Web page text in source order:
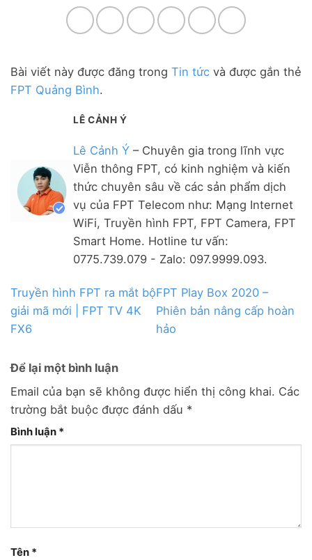
Bài viết này được đăng trong Tin tức và được gắn thẻ
FPT Quảng Bình.
LÊ CẢNH Ý
Lê Cảnh Ý – Chuyên gia trong lĩnh vực
Viễn thông FPT, có kinh nghiệm và kiến
thức chuyên sâu về các sản phẩm dịch
vụ của FPT Telecom như: Mạng Internet
WiFi, Truyền hình FPT, FPT Camera, FPT
Smart Home. Hotline tư vấn:
0775.739.079 - Zalo: 097.9999.093.
Truyền hình FPT ra mắt bộ
giải mã mới | FPT TV 4K
FX6
FPT Play Box 2020 –
Phiên bản nâng cấp hoàn
hảo
Để lại một bình luận
Email của bạn sẽ không được hiển thị công khai. Các
trường bắt buộc được đánh dấu *
Bình luận *
Tên *